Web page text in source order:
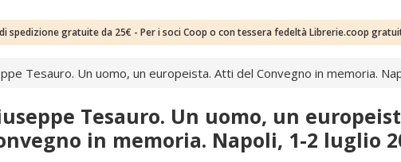
spedizione gratuite da 25€ - Per i soci Coop o con tessera fedeltà Librerie.coop
Tesauro. Un uomo, un europeista. Atti del Convegno in memoria.
Tesauro. Un uomo, un
in memoria. Napoli, 1-2 luglio